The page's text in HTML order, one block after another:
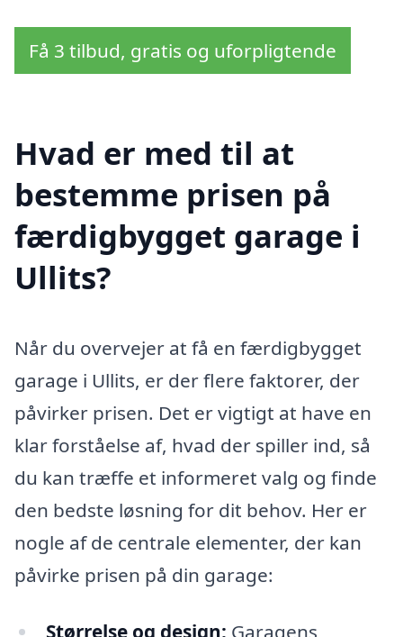
Få 3 tilbud, gratis og uforpligtende
Hvad er med til at
bestemme prisen på
færdigbygget garage i
Ullits?
Når du overvejer at få en færdigbygget
garage i Ullits, er der flere faktorer, der
påvirker prisen. Det er vigtigt at have en
klar forståelse af, hvad der spiller ind, så
du kan træffe et informeret valg og finde
den bedste løsning for dit behov. Her er
nogle af de centrale elementer, der kan
påvirke prisen på din garage:
Størrelse og design: Garagens